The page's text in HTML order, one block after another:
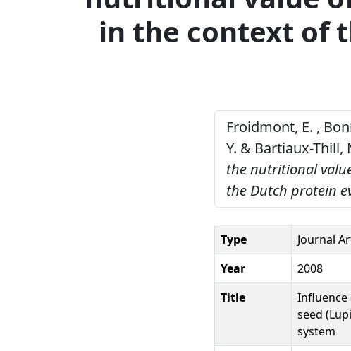
in the context of
Froidmont, E. ,
Y. & Bartiaux-Thill,
the nutritional
the Dutch protein
Type
Journal
Year
2008
Title
Influence
seed
system